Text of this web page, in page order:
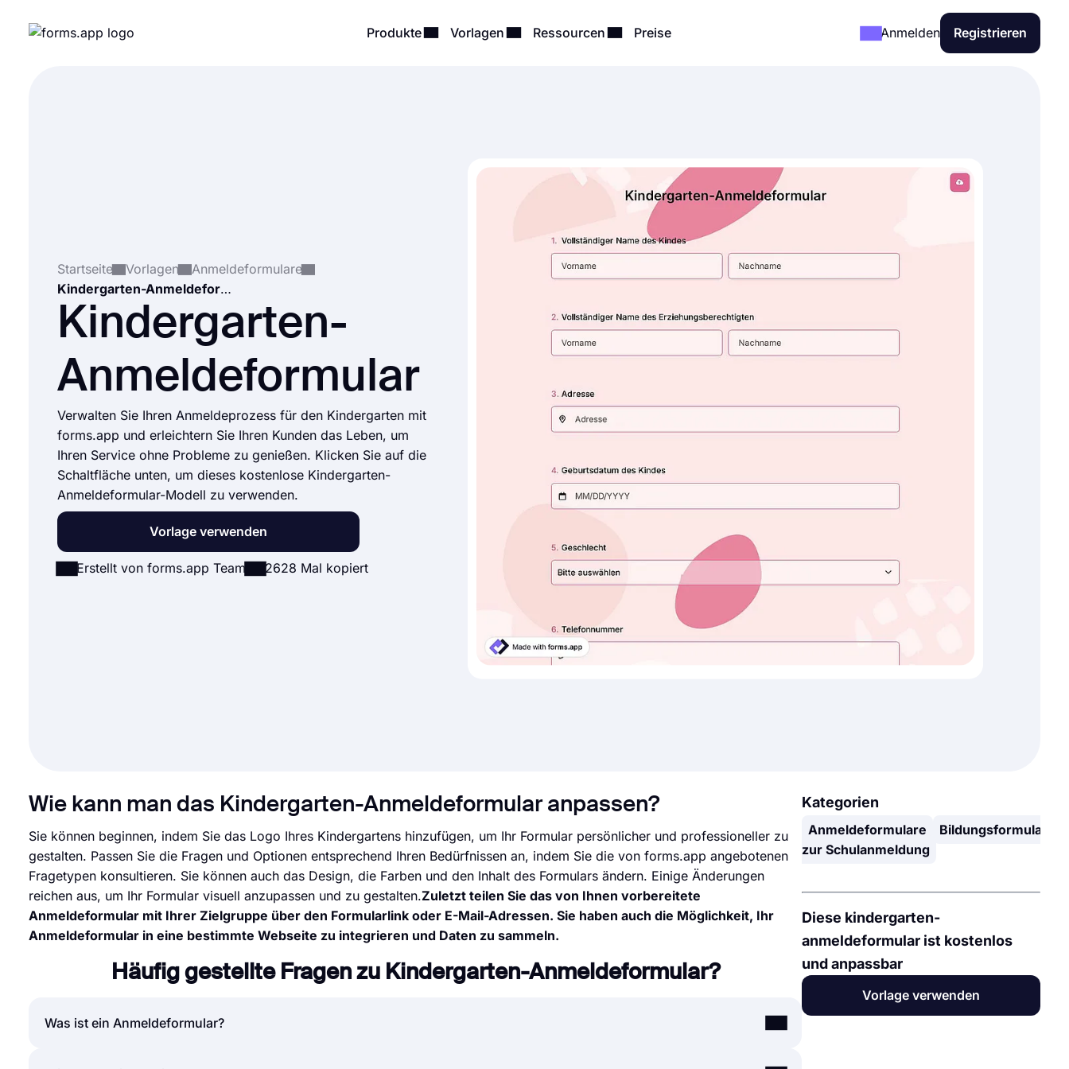
Produkte Vorlagen Ressourcen Preise Anmelden Registrieren
Startseite Vorlagen
Anmeldeformulare
Kindergarten-Anmeldeformular
Kindergarten-
Anmeldeformular
Verwalten Sie Ihren Anmeldeprozess für den Kindergarten mit
forms.app und erleichtern Sie Ihren Kunden das Leben, um
Ihren Service ohne Probleme zu genießen. Klicken Sie auf die
Schaltfläche unten, um dieses kostenlose Kindergarten-
Anmeldeformular-Modell zu verwenden.
Vorlage verwenden
Erstellt von forms.app Team 2628 Mal kopiert
Wie kann man das Kindergarten-Anmeldeformular anpassen?
Sie können beginnen, indem Sie das Logo Ihres Kindergartens hinzufügen, um Ihr Formular persönlicher und professioneller zu
gestalten. Passen Sie die Fragen und Optionen entsprechend Ihren Bedürfnissen an, indem Sie die von forms.app angebotenen
Fragetypen konsultieren. Sie können auch das Design, die Farben und den Inhalt des Formulars ändern. Einige Änderungen
reichen aus, um Ihr Formular visuell anzupassen und zu gestalten.Zuletzt teilen Sie das von Ihnen vorbereitete
Anmeldeformular mit Ihrer Zielgruppe über den Formularlink oder E-Mail-Adressen. Sie haben auch die Möglichkeit, Ihr
Anmeldeformular in eine bestimmte Webseite zu integrieren und Daten zu sammeln.
Häufig gestellte Fragen zu Kindergarten-Anmeldeformular?
Was ist ein Anmeldeformular?
Kategorien
Anmeldeformulare Bildungsformulare
zur Schulanmeldung
Diese kindergarten-
anmeldeformular ist kostenlos
und anpassbar
Vorlage verwenden